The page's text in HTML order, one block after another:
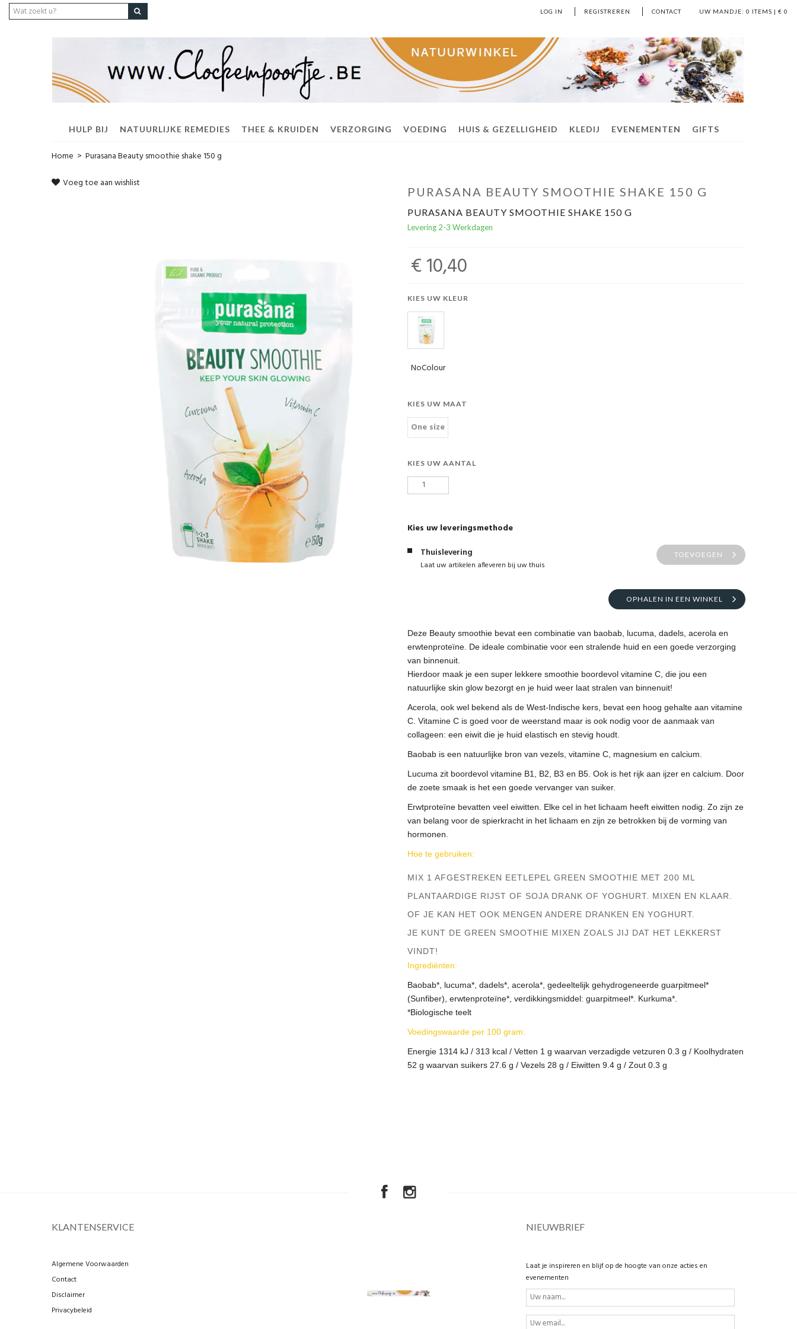
UW MANDJE: 0 ITEMS | € 0
LOG IN REGISTREREN CONTACT
HULP BIJ NATUURLIJKE REMEDIES THEE & KRUIDEN VERZORGING VOEDING HUIS & GEZELLIGHEID KLEDIJ EVENEMENTEN GIFTS
Home > Purasana Beauty smoothie shake 150 g
Voeg toe aan wishlist
PURASANA BEAUTY SMOOTHIE SHAKE 150 G
PURASANA BEAUTY SMOOTHIE SHAKE 150 G
Levering 2-3 Werkdagen
€ 10,40
KIES UW KLEUR
NoColour
KIES UW MAAT
One size
KIES UW AANTAL
Kies uw leveringsmethode
Thuislevering
Laat uw artikelen afleveren bij uw thuis
TOEVOEGEN
OPHALEN IN EEN WINKEL
Deze Beauty smoothie bevat een combinatie van baobab, lucuma, dadels, acerola en
erwtenproteïne. De ideale combinatie voor een stralende huid en een goede verzorging
van binnenuit.
Hierdoor maak je een super lekkere smoothie boordevol vitamine C, die jou een
natuurlijke skin glow bezorgt en je huid weer laat stralen van binnenuit!
Acerola, ook wel bekend als de West-Indische kers, bevat een hoog gehalte aan vitamine
C. Vitamine C is goed voor de weerstand maar is ook nodig voor de aanmaak van
collageen: een eiwit die je huid elastisch en stevig houdt.
Baobab is een natuurlijke bron van vezels, vitamine C, magnesium en calcium.
Lucuma zit boordevol vitamine B1, B2, B3 en B5. Ook is het rijk aan ijzer en calcium. Door
de zoete smaak is het een goede vervanger van suiker.
Erwtproteïne bevatten veel eiwitten. Elke cel in het lichaam heeft eiwitten nodig. Zo zijn ze
van belang voor de spierkracht in het lichaam en zijn ze betrokken bij de vorming van
hormonen.
Hoe te gebruiken:
MIX 1 AFGESTREKEN EETLEPEL GREEN SMOOTHIE MET 200 ML
PLANTAARDIGE RIJST OF SOJA DRANK OF YOGHURT. MIXEN EN KLAAR.
OF JE KAN HET OOK MENGEN ANDERE DRANKEN EN YOGHURT.
JE KUNT DE GREEN SMOOTHIE MIXEN ZOALS JIJ DAT HET LEKKERST
VINDT!
Ingrediënten:
Baobab*, lucuma*, dadels*, acerola*, gedeeltelijk gehydrogeneerde guarpitmeel*
(Sunfiber), erwtenproteïne*, verdikkingsmiddel: guarpitmeel*. Kurkuma*.
*Biologische teelt
Voedingswaarde per 100 gram:
Energie 1314 kJ / 313 kcal / Vetten 1 g waarvan verzadigde vetzuren 0.3 g / Koolhydraten
52 g waarvan suikers 27.6 g / Vezels 28 g / Eiwitten 9.4 g / Zout 0.3 g
KLANTENSERVICE
Algemene Voorwaarden
Contact
Disclaimer
Privacybeleid
NIEUWBRIEF
Laat je inspireren en blijf op de hoogte van onze acties en
evenementen